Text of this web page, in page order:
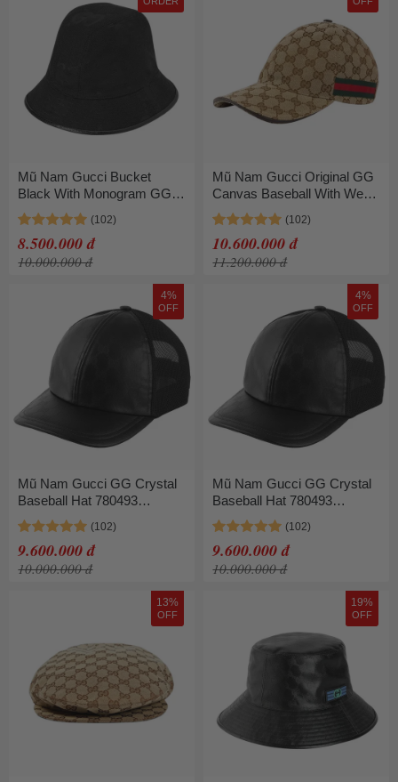
Mũ Nam Gucci Bucket
Black With Monogram GG
Logo Supreme 727563
4HAVS 1060 Màu Đen
8.500.000 đ
10.000.000 đ
Mũ Nam Gucci Original GG
Canvas Baseball With Web
Beige Size M
10.600.000 đ
11.200.000 đ
4%
OFF
Mũ Nam Gucci GG Crystal
Baseball Hat 780493
4HA8M 1060 Black Màu
Đen Size M
9.600.000 đ
10.000.000 đ
4%
OFF
Mũ Nam Gucci GG Crystal
Baseball Hat 780493
4HA8M 1060 Black Màu
Đen Size S
9.600.000 đ
10.000.000 đ
13%
OFF
19%
OFF